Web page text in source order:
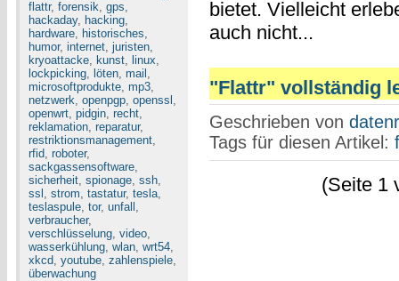
flattr, forensik, gps,
hackaday, hacking,
hardware, historisches,
humor, internet, juristen,
kryoattacke, kunst, linux,
lockpicking, löten, mail ,
microsoftprodukte, mp3,
netzwerk, openpgp, openssl ,
openwrt, pidgin, recht,
reklamation, reparatur,
restriktionsmanagement,
rfid, roboter,
sackgassensoftware,
sicherheit, spionage, ssh,
ssl , strom, tastatur, tesla,
teslaspule, tor, unfall ,
verbraucher,
verschlüsselung, video,
wasserkühlung, wlan, wrt54,
xkcd, youtube, zahlenspiele,
überwachung
bietet. Vielleicht
auch nicht...
"Flattr" vollständig
Geschrieben von
Tags für diesen Artikel:
(Seite 1